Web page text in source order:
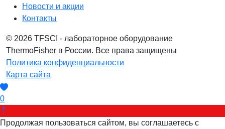
Новости и акции
Контакты
© 2026 TFSCI - лабораторное оборудование
ThermoFisher в России. Все права защищены
Политика конфиденциальности
Карта сайта
0
Продолжая пользоваться сайтом, вы соглашаетесь с